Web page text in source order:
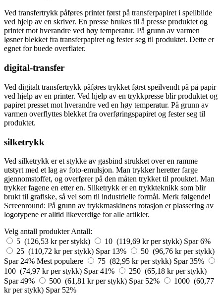
Ved transfertrykk påføres printet først på transferpapiret i speilbilde
ved hjelp av en skriver. En presse brukes til å presse produktet og
printet mot hverandre ved høy temperatur. På grunn av varmen
løsner blekket fra transferpapiret og fester seg til produktet. Dette er
egnet for buede overflater.
digital-transfer
Ved digitalt transfertrykk påføres trykket først speilvendt på på papir
ved hjelp av en printer. Ved hjelp av en trykkpresse blir produktet og
papiret presset mot hverandre ved en høy temperatur. På grunn av
varmen overflyttes blekket fra overføringspapiret og fester seg til
produktet.
silketrykk
Ved silketrykk er et stykke av gasbind strukket over en ramme
utstyrt med et lag av foto-emulsjon. Man trykker heretter farge
gjennomstoffet, og overfører på den måten trykket til prouktet. Man
trykker fagene en etter en. Silketrykk er en trykkteknikk som blir
brukt til grafiske, så vel som til industrielle formål. Merk følgende!
Screenround: På grunn av trykkmaskinens rotasjon er plassering av
logotypene er alltid likeverdige for alle artikler.
Velg antall produkter Antall:
5 (126,53 kr per stykk)
10 (119,69 kr per stykk) Spar 6%
25 (110,72 kr per stykk) Spar 13%
50 (96,76 kr per stykk)
Spar 24% Mest populære 75 (82,95 kr per stykk) Spar 35%
100 (74,97 kr per stykk) Spar 41%
250 (65,18 kr per stykk)
Spar 49%
500 (61,81 kr per stykk) Spar 52%
1000 (60,77
kr per stykk) Spar 52%